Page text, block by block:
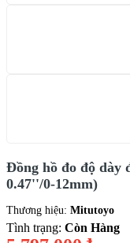
Đồng hồ đo độ dày
0.47''/0-12mm)
Thương hiệu: Mitutoyo
Tình trạng: Còn Hàng